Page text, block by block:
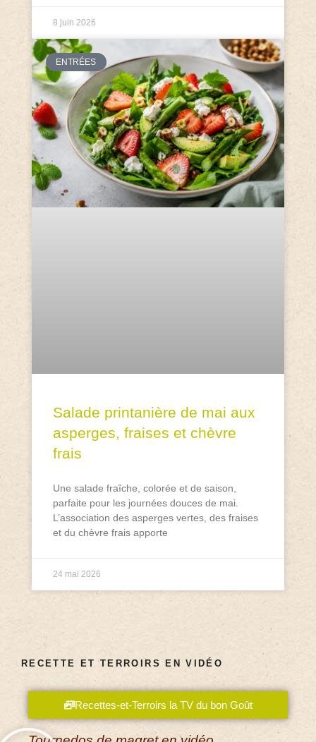
8 juin 2026
ENTRÉES
Salade printanière de mai aux
asperges, fraises et chèvre
frais
Une salade fraîche, colorée et de saison,
parfaite pour les journées douces de mai.
L’association des asperges vertes, des fraises
et du chèvre frais apporte
24 mai 2026
RECETTE ET TERROIRS EN VIDÉO
Recettes-et-Terroirs la TV du bon Goût